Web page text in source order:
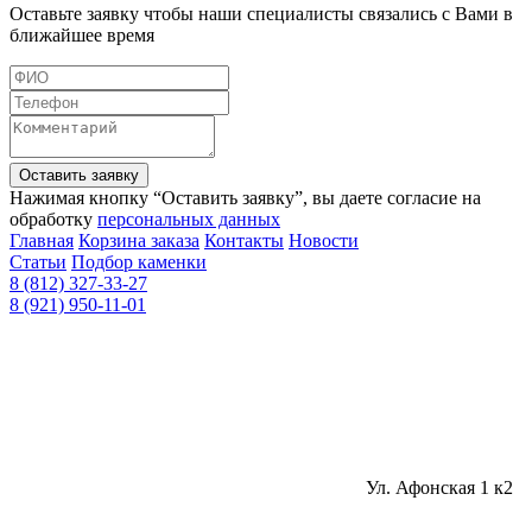
Оставьте заявку чтобы наши специалисты связались с Вами в
ближайшее время
Оставить заявку
Нажимая кнопку “Оставить заявку”, вы даете согласие на
обработку персональных данных
Главная Корзина заказа Контакты Новости
Статьи Подбор каменки
8 (812) 327-33-27
8 (921) 950-11-01
Ул. Афонская 1 к2